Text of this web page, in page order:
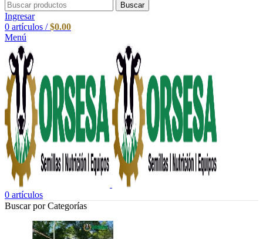
Buscar
Ingresar
0 artículos / $0.00
Menú
0 artículos
Buscar por Categorías